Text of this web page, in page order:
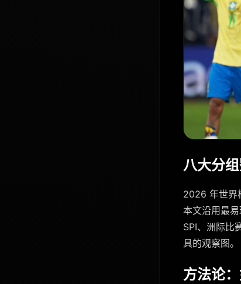
八大分
2026 年世界
本文沿用最
SPI、洲际比
具的观察图。
方法论